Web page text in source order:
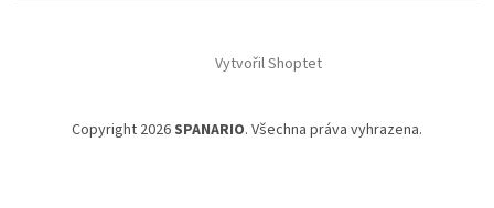
Vytvořil Shoptet
Copyright 2026SPANARIO. Všechna práva vyhrazena.